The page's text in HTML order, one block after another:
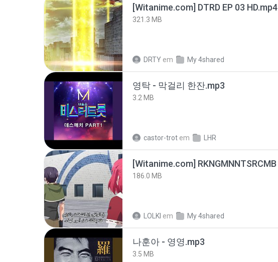
[Witanime.com] DTRD EP 03 HD.mp4
321.3 MB
DRTY em My 4shared
영탁 - 막걸리 한잔.mp3
3.2 MB
castor-trot em LHR
186.0 MB
LOLKI em My 4shared
나훈아 - 영영.mp3
3.5 MB